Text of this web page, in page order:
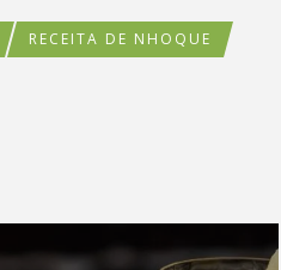
RECEITA DE NHOQUE